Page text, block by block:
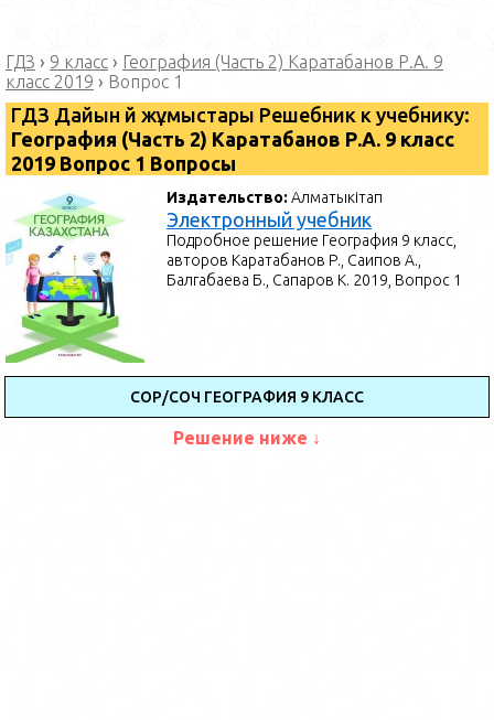
ГДЗ › 9 класс › География (Часть 2) Каратабанов Р.А. 9
класс 2019 › Вопрос 1
ГДЗ Дайын үй жұмыстары Решебник к учебнику:
География (Часть 2) Каратабанов Р.А. 9 класс
2019 Вопрос 1 Вопросы
Издательство:Алматыкітап
Электронный учебник
Подробное решение География 9 класс,
авторов Каратабанов Р., Саипов А.,
Балгабаева Б., Сапаров К. 2019, Вопрос 1
СОР/СОЧ ГЕОГРАФИЯ 9 КЛАСС
Решение ниже ↓